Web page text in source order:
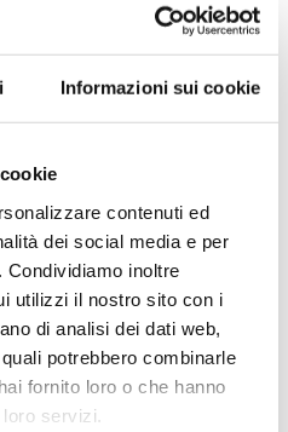
Informazioni sui cookie
contenuti ed
dei social media e per
inoltre
utilizzi il nostro sito con i
di analisi dei dati web,
potrebbero combinarle
fornito loro o che hanno
servizi.
perseguito
su una bozza di
breve (sette
serie di delicate
la sfida nucleare
agli impianti
e il crescente
di deterrenza
— nel tentativo di